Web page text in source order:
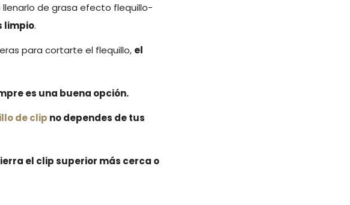
de grasa efecto flequillo-
limpio.
para cortarte el flequillo, el
es una buena opción.
de clip no dependes de tus
el clip superior más cerca o